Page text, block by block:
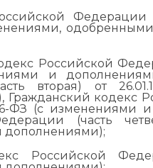
Российской
и
вторая) от
кодекс
ФЗ (с изменениями
(часть
Российской